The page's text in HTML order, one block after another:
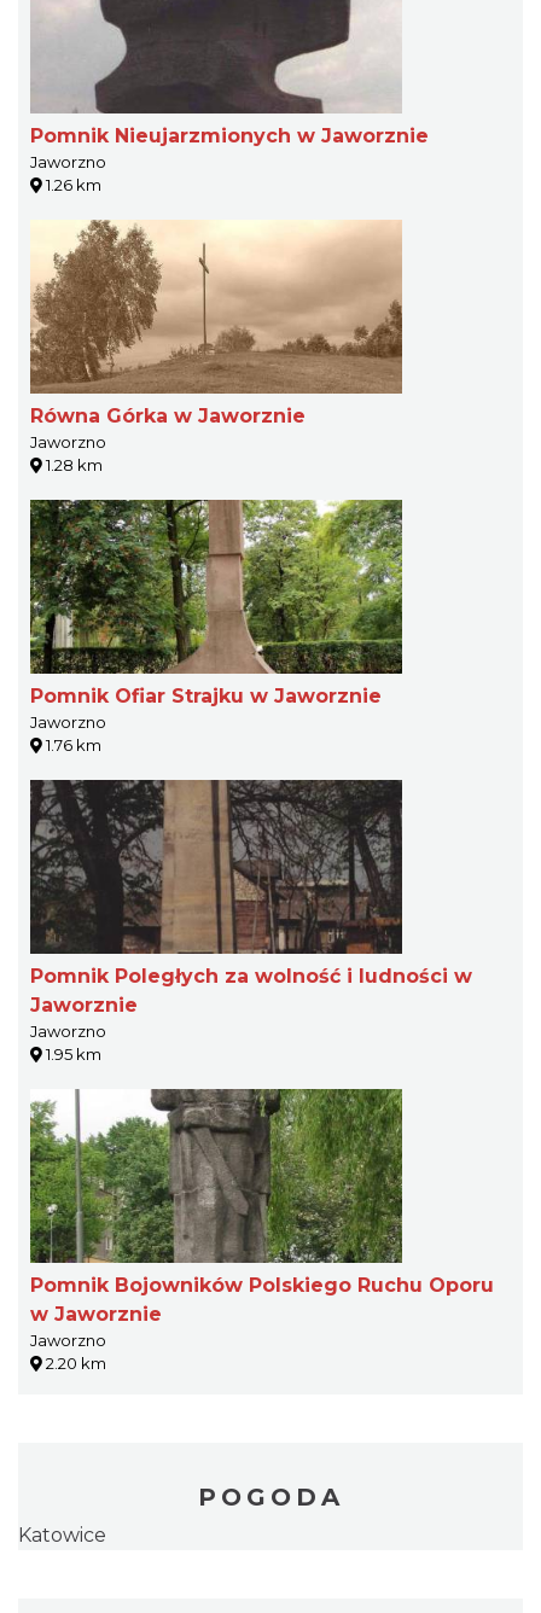
Pomnik Nieujarzmionych w Jaworznie
Jaworzno
1.26 km
Równa Górka w Jaworznie
Jaworzno
1.28 km
Pomnik Ofiar Strajku w Jaworznie
Jaworzno
1.76 km
Pomnik Poległych za wolność i ludności w
Jaworznie
Jaworzno
1.95 km
Pomnik Bojowników Polskiego Ruchu Oporu
w Jaworznie
Jaworzno
2.20 km
POGODA
Katowice